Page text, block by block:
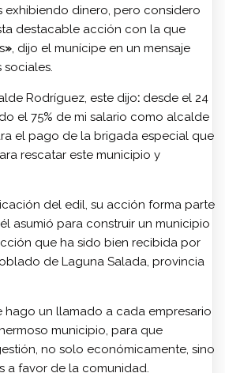
dinero, pero considero
destacable acción con la que
» , dijo el munícipe en un mensaje
Rodríguez, este dijo: desde el 24
el 75% de mi salario como alcalde
el pago de la brigada especial que
rescatar este municipio y
del edil, su acción forma parte
asumió para construir un municipio
que ha sido bien recibida por
de Laguna Salada, provincia
hago un llamado a cada empresario
municipio, para que
no solo económicamente, sino
a favor de la comunidad.